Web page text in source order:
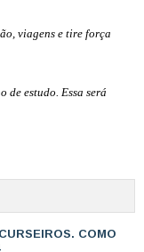
viagens e tire força
de estudo. Essa será
COMO